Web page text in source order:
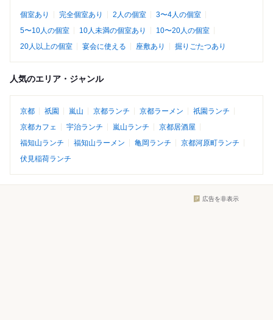
個室あり 完全個室あり 2人の個室
3〜4人の個室
5〜10人の個室
10人未満の個室あり
10〜20人の個室
20人以上の個室
宴会に使える 座敷あり 掘りごたつあり
人気のエリア・ジャンル
京都 祇園 嵐山 京都ランチ 京都ラーメン
祇園ランチ
京都カフェ
宇治ランチ 嵐山ランチ
京都居酒屋
福知山ランチ
福知山ラーメン 亀岡ランチ
京都河原町ランチ
伏見稲荷ランチ
広告を非表示